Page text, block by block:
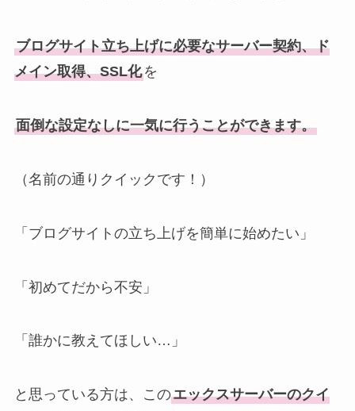
ブログサイト立ち上げに必要なサーバー契約、ド
メイン取得、SSL化を
面倒な設定なしに一気に行うことができます。
（名前の通りクイックです！）
「ブログサイトの立ち上げを簡単に始めたい」
「初めてだから不安」
「誰かに教えてほしい…」
と思っている方は、このエックスサーバーのクイ